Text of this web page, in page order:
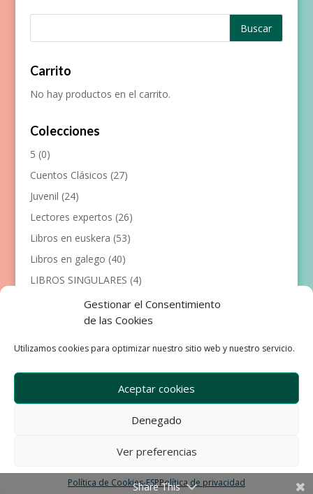
Gestionar el Consentimiento
de las Cookies
Utilizamos cookies para optimizar nuestro sitio web y nuestro servicio.
Aceptar cookies
Denegado
Ver preferencias
Política de Cookies-ESPPolítica de privacidad
Carrito
No hay productos en el carrito.
Colecciones
5 (0)
Cuentos Clásicos (27)
Juvenil (24)
Lectores expertos (26)
Libros en euskera (53)
Libros en galego (40)
LIBROS SINGULARES (4)
Llibres en català (117)
Manualidades (53)
Primeros lectores
(101)
Aviso Legal
Condiciones de Venta
Development & Design by Ixole
Share This